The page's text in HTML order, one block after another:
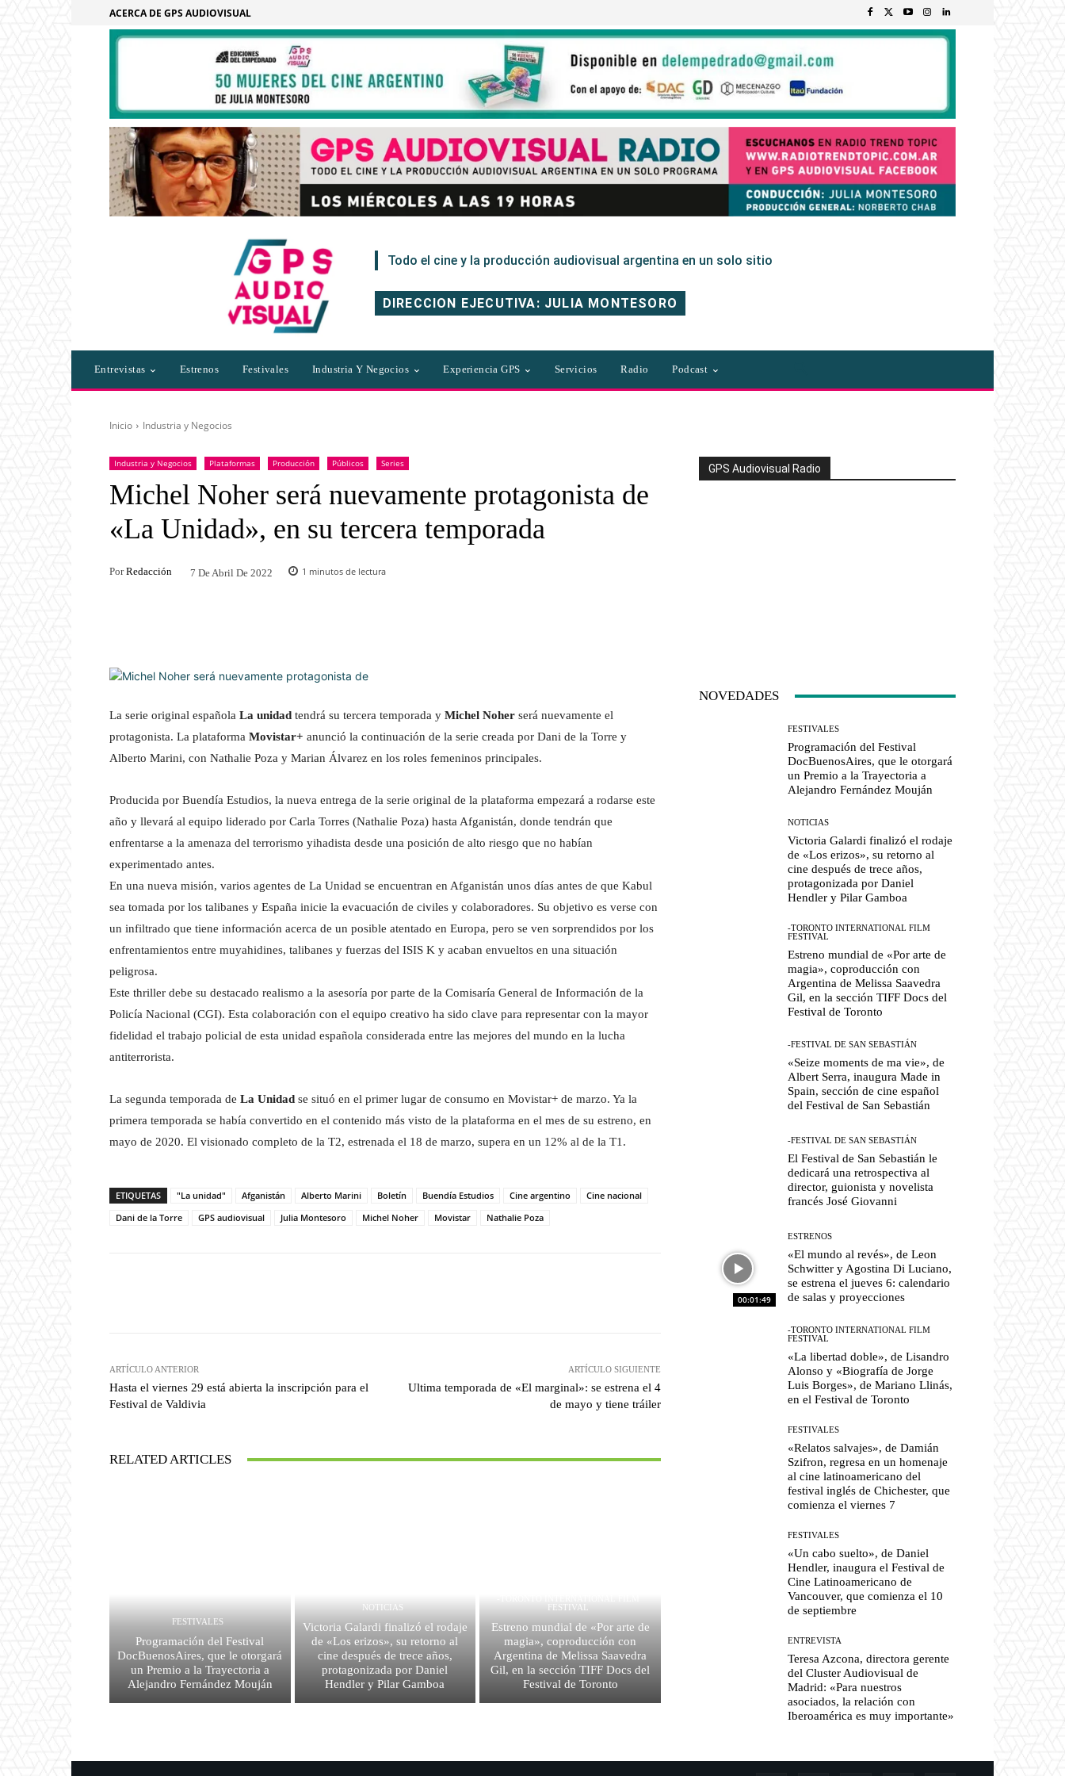
ACERCA DE GPS AUDIOVISUAL
Todo el cine y la producción audiovisual argentina en un solo sitio
DIRECCION EJECUTIVA: JULIA MONTESORO
Entrevistas Estrenos Festivales Industria Y Negocios Experiencia GPS Servicios Radio Podcast
Inicio Industria y Negocios
Industria y Negocios Plataformas Producción Públicos Series
Michel Noher será nuevamente protagonista de
«La Unidad», en su tercera temporada
Por Redacción 7 De Abril De 2022 1 minutos de lectura
La serie original española La unidad tendrá su tercera temporada y Michel Noher será nuevamente el
protagonista. La plataforma Movistar+ anunció la continuación de la serie creada por Dani de la Torre y
Alberto Marini, con Nathalie Poza y Marian Álvarez en los roles femeninos principales.
Producida por Buendía Estudios, la nueva entrega de la serie original de la plataforma empezará a rodarse este
año y llevará al equipo liderado por Carla Torres (Nathalie Poza) hasta Afganistán, donde tendrán que
enfrentarse a la amenaza del terrorismo yihadista desde una posición de alto riesgo que no habían
experimentado antes.
En una nueva misión, varios agentes de La Unidad se encuentran en Afganistán unos días antes de que Kabul
sea tomada por los talibanes y España inicie la evacuación de civiles y colaboradores. Su objetivo es verse con
un infiltrado que tiene información acerca de un posible atentado en Europa, pero se ven sorprendidos por los
enfrentamientos entre muyahidines, talibanes y fuerzas del ISIS K y acaban envueltos en una situación
peligrosa.
Este thriller debe su destacado realismo a la asesoría por parte de la Comisaría General de Información de la
Policía Nacional (CGI). Esta colaboración con el equipo creativo ha sido clave para representar con la mayor
fidelidad el trabajo policial de esta unidad española considerada entre las mejores del mundo en la lucha
antiterrorista.
La segunda temporada de La Unidad se situó en el primer lugar de consumo en Movistar+ de marzo. Ya la
primera temporada se había convertido en el contenido más visto de la plataforma en el mes de su estreno, en
mayo de 2020. El visionado completo de la T2, estrenada el 18 de marzo, supera en un 12% al de la T1.
ETIQUETAS "La unidad" Afganistán Alberto Marini Boletín Buendía Estudios Cine argentino
Cine nacional
Dani de la Torre
GPS audiovisual Julia Montesoro Michel Noher Movistar Nathalie Poza
ARTÍCULO ANTERIOR
Hasta el viernes 29 está abierta la inscripción para el
Festival de Valdivia
ARTÍCULO SIGUIENTE
Ultima temporada de «El marginal»: se estrena el 4
de mayo y tiene tráiler
RELATED ARTICLES
FESTIVALES
Programación del Festival
DocBuenosAires, que le otorgará
un Premio a la Trayectoria a
Alejandro Fernández Mouján
NOTICIAS
Victoria Galardi finalizó el rodaje
de «Los erizos», su retorno al
cine después de trece años,
protagonizada por Daniel
Hendler y Pilar Gamboa
FESTIVAL
Estreno mundial de «Por arte de
magia», coproducción con
Argentina de Melissa Saavedra
Gil, en la sección TIFF Docs del
Festival de Toronto
GPS Audiovisual Radio
NOVEDADES
FESTIVALES
Programación del Festival
DocBuenosAires, que le otorgará
un Premio a la Trayectoria a
Alejandro Fernández Mouján
NOTICIAS
Victoria Galardi finalizó el rodaje
de «Los erizos», su retorno al
cine después de trece años,
protagonizada por Daniel
Hendler y Pilar Gamboa
-TORONTO INTERNATIONAL FILM
FESTIVAL
Estreno mundial de «Por arte de
magia», coproducción con
Argentina de Melissa Saavedra
Gil, en la sección TIFF Docs del
Festival de Toronto
-FESTIVAL DE SAN SEBASTIÁN
«Seize moments de ma vie», de
Albert Serra, inaugura Made in
Spain, sección de cine español
del Festival de San Sebastián
-FESTIVAL DE SAN SEBASTIÁN
El Festival de San Sebastián le
dedicará una retrospectiva al
director, guionista y novelista
francés José Giovanni
00:01:49
ESTRENOS
«El mundo al revés», de Leon
Schwitter y Agostina Di Luciano,
se estrena el jueves 6: calendario
de salas y proyecciones
-TORONTO INTERNATIONAL FILM
FESTIVAL
«La libertad doble», de Lisandro
Alonso y «Biografía de Jorge
Luis Borges», de Mariano Llinás,
en el Festival de Toronto
FESTIVALES
«Relatos salvajes», de Damián
Szifron, regresa en un homenaje
al cine latinoamericano del
festival inglés de Chichester, que
comienza el viernes 7
FESTIVALES
«Un cabo suelto», de Daniel
Hendler, inaugura el Festival de
Cine Latinoamericano de
Vancouver, que comienza el 10
de septiembre
ENTREVISTA
Teresa Azcona, directora gerente
del Cluster Audiovisual de
Madrid: «Para nuestros
asociados, la relación con
Iberoamérica es muy importante»